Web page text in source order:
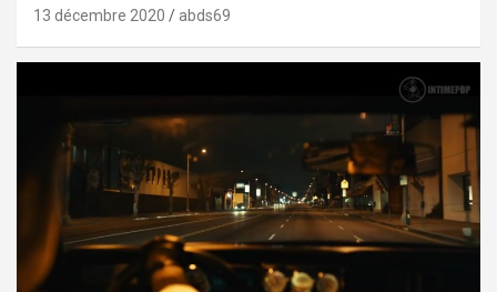
13 décembre 2020 abds69